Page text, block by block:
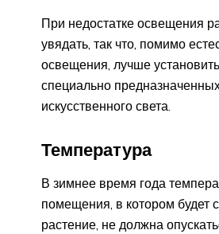
При недостатке освещения
увядать, так что, помимо
освещения, лучше
специально
искусственного света.
Температура
В зимнее время года
помещения, в котором будет
растение, не должна